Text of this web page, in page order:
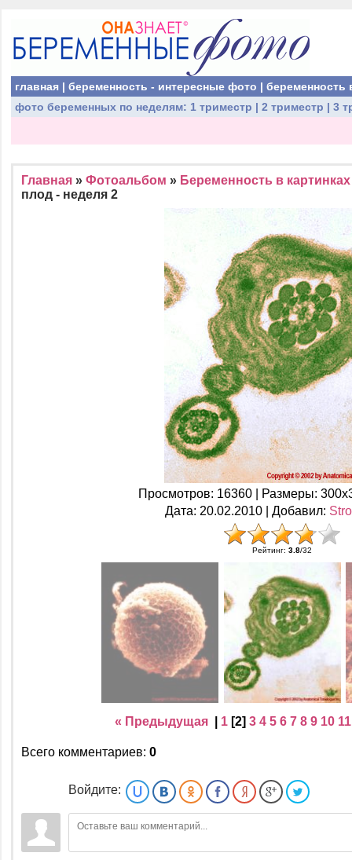
главная | беременность - интересные фото | беременность
фото беременных по неделям: 1 триместр | 2 триместр | 3
Главная » Фотоальбом » Беременность в картинках
плод - неделя 2
Просмотров: 16360 | Размеры:
Дата: 20.02.2010 | Добавил:
Рейтинг: 3.8/32
« Предыдущая 1 [2] 3 4 5 6 7 8 9 10 11
Всего комментариев: 0
Войдите: